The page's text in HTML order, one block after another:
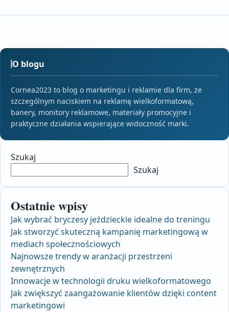
O blogu
Cornea2023 to blog o marketingu i reklamie dla firm, ze
szczególnym naciskiem na reklamę wielkoformatową,
banery, monitory reklamowe, materiały promocyjne i
praktyczne działania wspierające widoczność marki.
Szukaj
Szukaj
Ostatnie wpisy
Jak wybrać bryczesy jeździeckie idealne do treningu
Jak stworzyć skuteczną kampanię marketingową w
mediach społecznościowych
Najnowsze trendy w aranżacji przestrzeni
zewnętrznych
Innowacje w technologii druku wielkoformatowego
Jak zwiększyć zaangażowanie klientów dzięki content
marketingowi